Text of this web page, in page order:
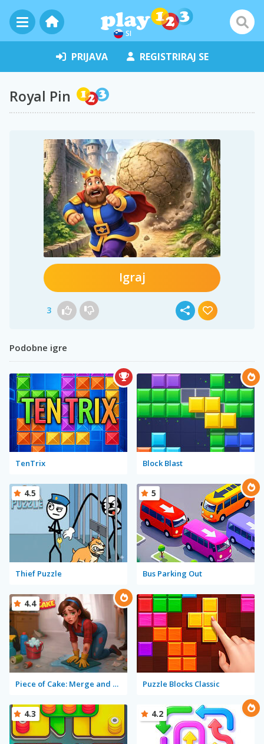
SI
PRIJAVA REGISTRIRAJ SE
Royal Pin
Igraj
3
Podobne igre
TenTrix Block Blast
Thief Puzzle
4.5
Bus Parking Out
5
Piece of Cake: Merge and Bake
4.4
Puzzle Blocks Classic
4.3 4.2